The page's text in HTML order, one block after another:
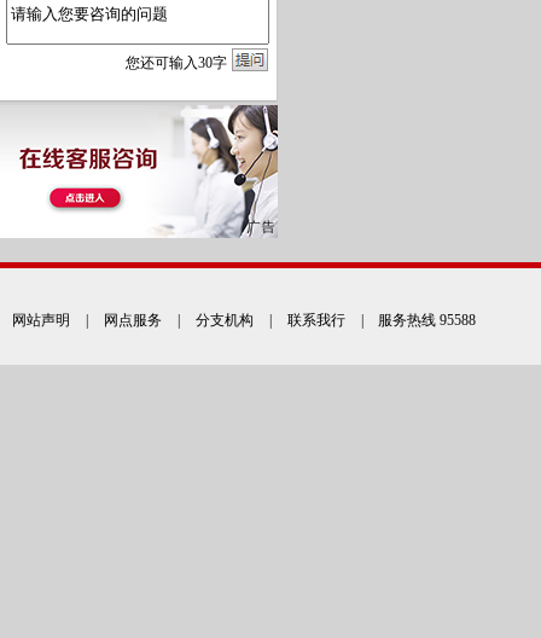
您还可输入30字
网站声明 网点服务 分支机构 联系我行 | 服务热线 95588